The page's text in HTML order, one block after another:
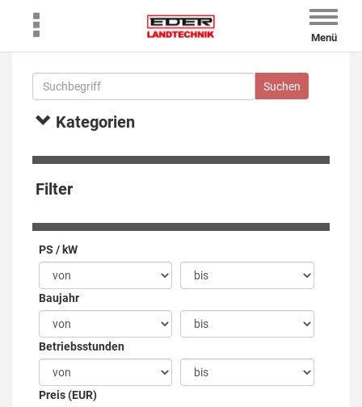
Toggle
Menü
Kategorien
Filter
PS / kW
Baujahr
Betriebsstunden
Preis (EUR)